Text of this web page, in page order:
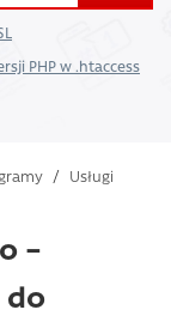
PHP w .htaccess
/ Usługi
–
do